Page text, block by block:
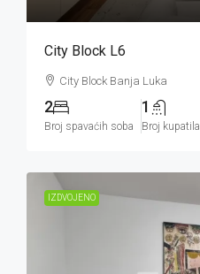
City Block L6
City Block Banja Luka
2
Broj spavaćih soba
1
Broj kupatila
IZDVOJENO